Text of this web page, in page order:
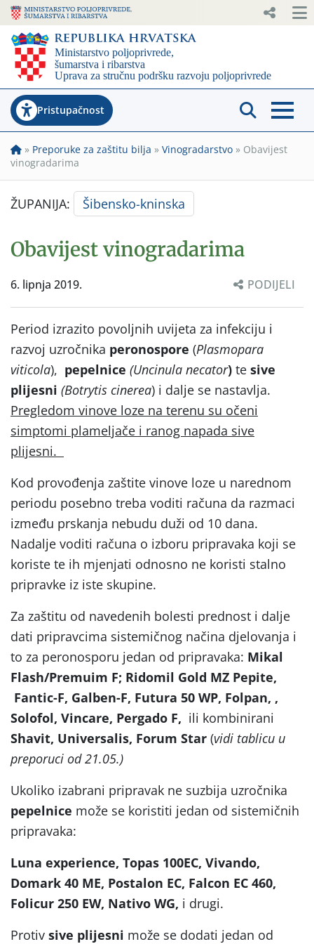
Pristupačnost
» Preporuke za zaštitu bilja » Vinogradarstvo » Obavijest
vinogradarima
ŽUPANIJA: Šibensko-kninska
Obavijest vinogradarima
6. lipnja 2019. PODIJELI
Period izrazito povoljnih uvijeta za infekciju i
razvoj uzročnika peronospore (Plasmopara
viticola), pepelnice (Uncinula necator) te sive
plijesni (Botrytis cinerea) i dalje se nastavlja.
Pregledom vinove loze na terenu su očeni
simptomi plameljače i ranog napada sive
plijesni.
Kod provođenja zaštite vinove loze u narednom
periodu posebno treba voditi računa da razmaci
između prskanja nebudu duži od 10 dana.
Nadalje voditi računa o izboru pripravaka koji se
koriste te ih mjenjati odnosno ne koristi stalno
pripravke iz iste skupine.
Za zaštitu od navedenih bolesti prednost i dalje
dati pripravcima sistemičnog načina djelovanja i
to za peronosporu jedan od pripravaka: Mikal
Flash/Premuim F; Ridomil Gold MZ Pepite,
Fantic-F, Galben-F, Futura 50 WP, Folpan, ,
Solofol, Vincare, Pergado F, ili kombinirani
Shavit, Universalis, Forum Star (vidi tablicu u
preporuci od 21.05.)
Ukoliko izabrani pripravak ne suzbija uzročnika
pepelnice može se koristiti jedan od sistemičnih
pripravaka:
Luna experience, Topas 100EC, Vivando,
Domark 40 ME, Postalon EC, Falcon EC 460,
Folicur 250 EW, Nativo WG, i drugi.
Protiv sive plijesni može se dodati jedan od